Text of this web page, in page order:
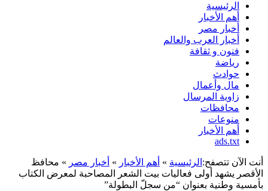
الرئيسية
أهم الأخبار
أخبار مصر
أخبار العرب والعالم
فنون و ثقافة
رياضة
حوادث
مال وأعمال
زاوية المرسال
محافظات
منوعات
أهم الأخبار
ads.txt
أنت الآن تتصفح: الرئيسية » أهم الأخبار » أخبار مصر » محافظ
الأقصر يشهد أولى فعاليات بيت الشعر المصاحبة لمعرض الكتاب
بأمسية وطنية بعنوان “من سجلّ البطولة”